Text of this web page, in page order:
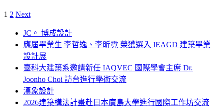
1 2 Next
JC。 博成設計
應屆畢業生 李哲逸、李昕霓 榮獲選入 IEAGD 建築畢業
設計展
臺科大建築系邀請新任 IAQVEC 國際學會主席 Dr.
Joonho Choi 訪台進行學術交流
漢象設計
2026建築構法計畫赴日本廣島大學進行國際工作坊交流